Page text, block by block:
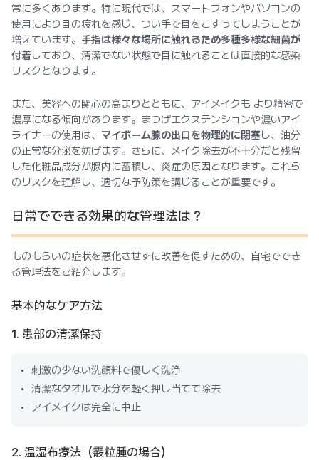
常に多くあります。特に現代では、スマートフォンやパソコンの
使用により目の疲れを感じ、つい手で目をこすってしまうことが
増えています。 手指は様々な場所に触れるため多種多様な細菌が
付着しており、清潔でない状態で目に触れることは直接的な感染
リスクとなります。
また、美容への関心の高まりとともに、アイメイクも より精密で
濃厚になる傾向があります。まつげエクステンションや濃いアイ
ライナーの使用は、 マイボーム腺の出口を物理的に閉塞し、油分
の正常な分泌を妨げます。さらに、メイク除去が不十分だと残留
した化粧品成分が腺内に蓄積し、炎症の原因となります。これら
のリスクを理解し、適切な予防策を講じることが重要です。
日常でできる効果的な管理法は？
ものもらいの症状を悪化させずに改善を促すための、自宅ででき
る管理法をご紹介します。
基本的なケア方法
1. 患部の清潔保持
刺激の少ない洗顔料で優しく洗浄
清潔なタオルで水分を軽く押し当てて除去
アイメイクは完全に中止
2. 温湿布療法（霰粒腫の場合）